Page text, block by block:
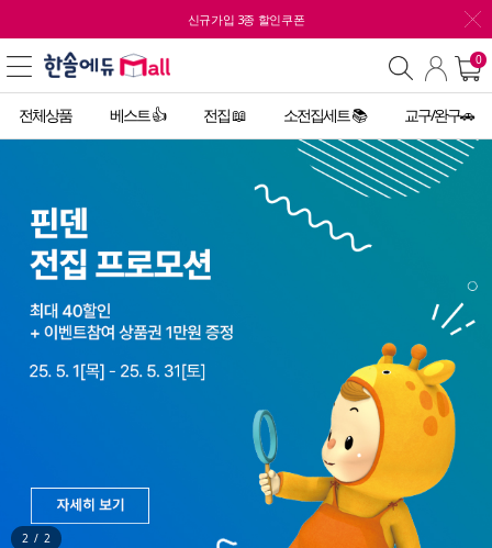
신규가입 3종 할인쿠폰
0
전체상품 베스트 👍 전집 📖 소전집세트 📚 교구/완구🚗
2 / 2